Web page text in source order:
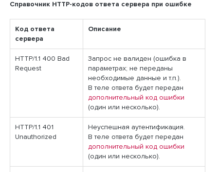
Справочник HTTP-кодов ответа сервера при ошибке
Код ответа
сервера
Описание
HTTP/1.1 400 Bad
Request
Запрос не валиден (ошибка в
параметрах; не переданы
необходимые данные и т.п.).
В теле ответа будет передан
дополнительный код ошибки
(один или несколько).
HTTP/1.1 401
Unauthorized
Неуспешная аутентификация.
В теле ответа будет передан
дополнительный код ошибки
(один или несколько).